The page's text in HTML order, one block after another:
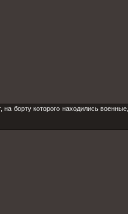
борту которого находились